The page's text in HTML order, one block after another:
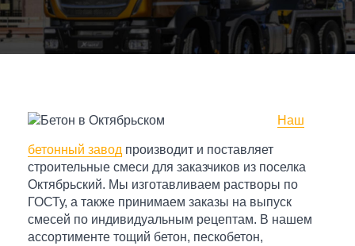
Наш
бетонный завод производит и поставляет
строительные смеси для заказчиков из поселка
Октябрьский. Мы изготавливаем растворы по
ГОСТу, а также принимаем заказы на выпуск
смесей по индивидуальным рецептам. В нашем
ассортименте тощий бетон, пескобетон,